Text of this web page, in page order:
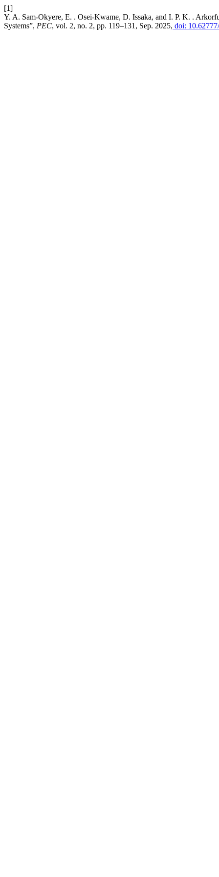
[1]
Y. A. Sam-Okyere, E. . Osei-Kwame, D. Issaka, and I. P. K. .
Systems”, PEC, vol. 2, no. 2, pp. 119–131, Sep. 2025, doi: